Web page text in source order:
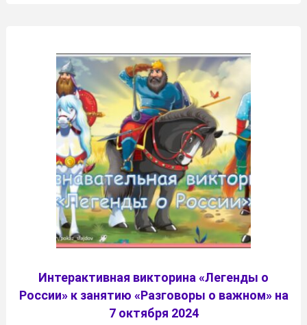
Интерактивная викторина «Легенды о
России» к занятию «Разговоры о важном» на
7 октября 2024